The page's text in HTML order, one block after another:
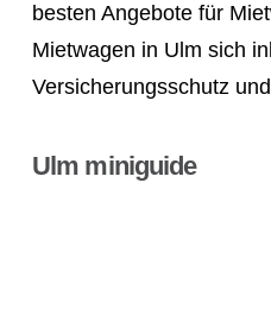
besten Angebote für
Mietwagen in Ulm sich
Versicherungsschutz
Ulm miniguide